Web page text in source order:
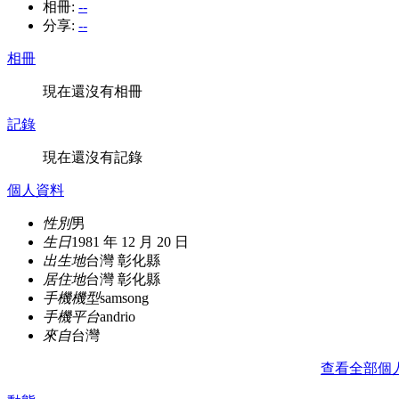
相冊: --
分享: --
相冊
現在還沒有相冊
記錄
現在還沒有記錄
個人資料
性別男
生日1981 年 12 月 20 日
出生地台灣 彰化縣
居住地台灣 彰化縣
手機機型samsong
手機平台andrio
來自台灣
查看全部個